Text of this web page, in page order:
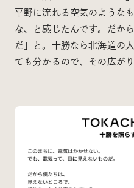
平野に流れる空気のような
な、と感じたんです。だか
だ」と。十勝なら北海道の
ても分かるので、その広が